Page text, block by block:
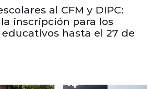
al CFM y DIPC:
inscripción para los
hasta el 27 de